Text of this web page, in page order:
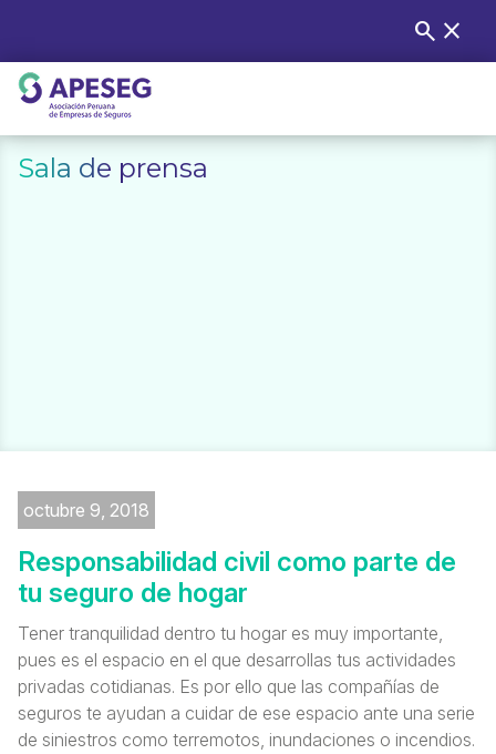
content
Buscar:
search close
APESEG
Sala de prensa
octubre 9, 2018
Responsabilidad civil como parte de
tu seguro de hogar
Tener tranquilidad dentro tu hogar es muy importante,
pues es el espacio en el que desarrollas tus actividades
privadas cotidianas. Es por ello que las compañías de
seguros te ayudan a cuidar de ese espacio ante una serie
de siniestros como terremotos, inundaciones o incendios.